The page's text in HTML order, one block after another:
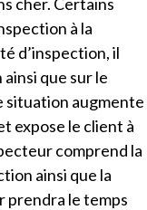
à la
d’inspection, il
que sur le
situation augmente
expose le client à
comprend la
ainsi que la
prendra le temps